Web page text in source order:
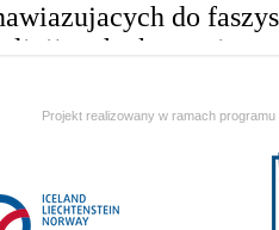
Projekt realizowany w ramach